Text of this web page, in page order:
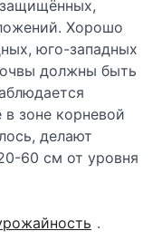
Хорошо
юго-западных
должны быть
зоне корневой
делают
60 см от уровня
.